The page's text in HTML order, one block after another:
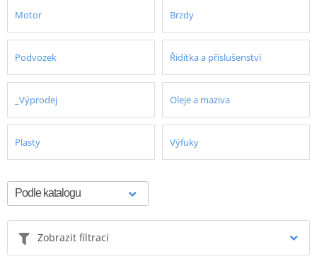
Motor Brzdy
Podvozek Řidítka a příslušenství
_Výprodej Oleje a maziva
Plasty Výfuky
Zobrazit filtraci